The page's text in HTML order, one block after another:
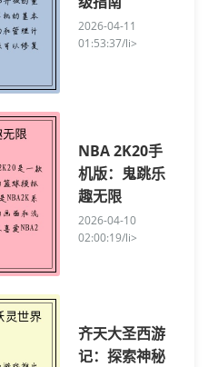
2026-04-11
01:53:37/li>
NBA 2K20手
机版：鬼跳乐
趣无限
2026-04-10
02:00:19/li>
齐天大圣西游
记：探索神秘